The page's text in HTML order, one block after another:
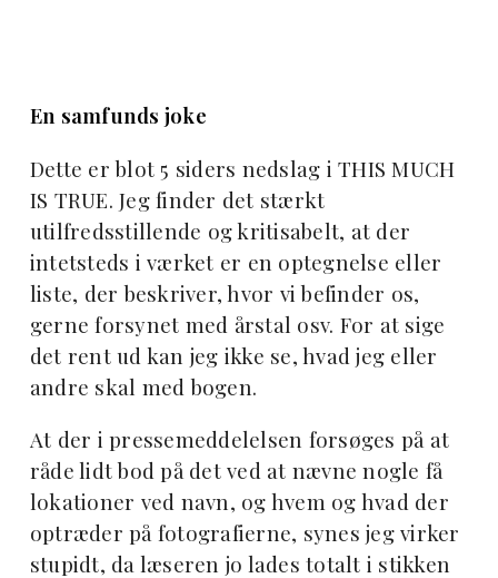
En samfunds joke
Dette er blot 5 siders nedslag i THIS MUCH
IS TRUE. Jeg finder det stærkt
utilfredsstillende og kritisabelt, at der
intetsteds i værket er en optegnelse eller
liste, der beskriver, hvor vi befinder os,
gerne forsynet med årstal osv. For at sige
det rent ud kan jeg ikke se, hvad jeg eller
andre skal med bogen.
At der i pressemeddelelsen forsøges på at
råde lidt bod på det ved at nævne nogle få
lokationer ved navn, og hvem og hvad der
optræder på fotografierne, synes jeg virker
stupidt, da læseren jo lades totalt i stikken